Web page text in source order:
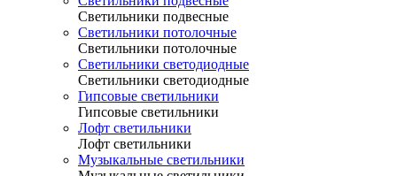
Светильники подвесные
Светильники потолочные
Светильники потолочные
Светильники светодиодные
Светильники светодиодные
Гипсовые светильники
Гипсовые светильники
Лофт светильники
Лофт светильники
Музыкальные светильники